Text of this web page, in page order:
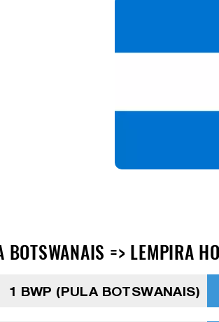
BOTSWANAIS => LEMPIRA
1 BWP (PULA BOTSWANAIS)